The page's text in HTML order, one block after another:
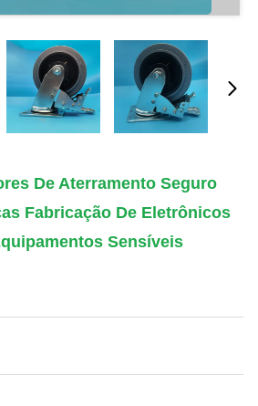
De Aterramento Seguro
Fabricação De Eletrônicos
Sensíveis